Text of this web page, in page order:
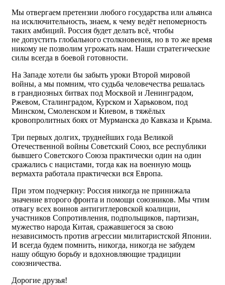
Мы отвергаем претензии любого государства или альянса
на исключительность, знаем, к чему ведёт непомерность
таких амбиций. Россия будет делать всё, чтобы
не допустить глобального столкновения, но в то же время
никому не позволим угрожать нам. Наши стратегические
силы всегда в боевой готовности.
На Западе хотели бы забыть уроки Второй мировой
войны, а мы помним, что судьба человечества решалась
в грандиозных битвах под Москвой и Ленинградом,
Ржевом, Сталинградом, Курском и Харьковом, под
Минском, Смоленском и Киевом, в тяжёлых
кровопролитных боях от Мурманска до Кавказа и Крыма.
Три первых долгих, труднейших года Великой
Отечественной войны Советский Союз, все республики
бывшего Советского Союза практически один на один
сражались с нацистами, тогда как на военную мощь
вермахта работала практически вся Европа.
При этом подчеркну: Россия никогда не принижала
значение второго фронта и помощи союзников. Мы чтим
отвагу всех воинов антигитлеровской коалиции,
участников Сопротивления, подпольщиков, партизан,
мужество народа Китая, сражавшегося за свою
независимость против агрессии милитаристской Японии.
И всегда будем помнить, никогда, никогда не забудем
нашу общую борьбу и вдохновляющие традиции
союзничества.
Дорогие друзья!